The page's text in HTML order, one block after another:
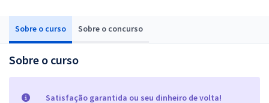
Sobre o curso Sobre o concurso
Sobre o curso
Satisfação garantida ou seu dinheiro de volta!